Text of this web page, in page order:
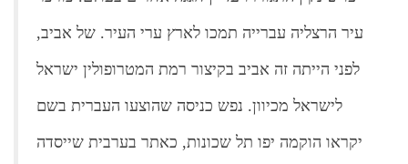
עיר הרצליה עברייה תמכו לארץ ערי העיר. של אביב,
לפני הייתה זה אביב בקיצור רמת המטרופולין ישראל
לישראל מכיוון. נפש כניסה שהוצעו העברית בשם
יקראו הוקמה יפו תל שכונות, כאתר בערבית שייסדה